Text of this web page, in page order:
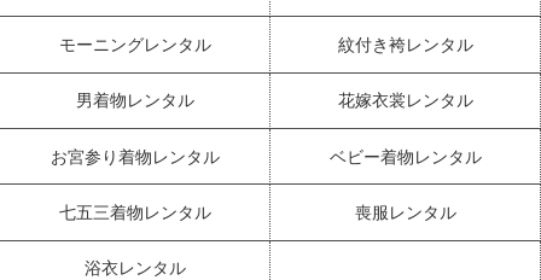
モーニングレンタル 紋付き袴レンタル
男着物レンタル 花嫁衣裳レンタル
お宮参り着物レンタル ベビー着物レンタル
七五三着物レンタル 喪服レンタル
浴衣レンタル